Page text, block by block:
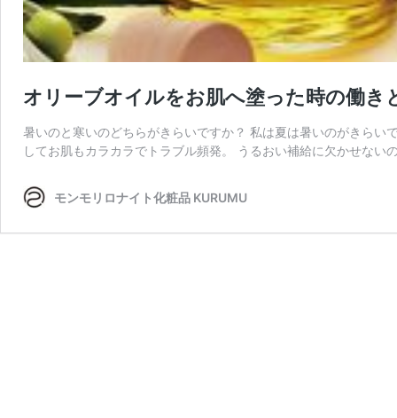
オリーブオイルをお肌へ塗った時の働き
暑いのと寒いのどちらがきらいですか？ 私は夏は暑いのがきら
してお肌もカラカラでトラブル頻発。 うるおい補給に欠かせな
モンモリロナイト化粧品 KURUMU